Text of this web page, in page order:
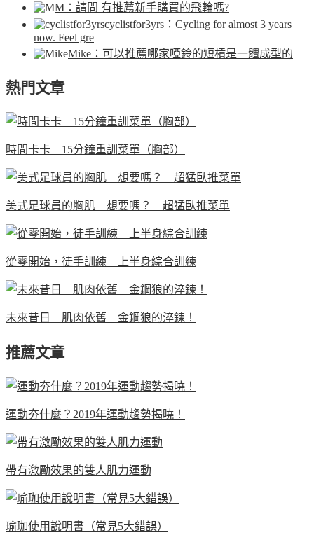
M ：請問 有推薦新手購買的飛輪嗎?
cyclistfor3yrs ：Cycling for almost 3 years
now. Feel gre
Mike ：可以推薦哪家啞鈴的短槓是一體成型的
熱門文章
時間卡卡 15分鐘重訓菜單（胸部）
美式足球員的胸肌 想要嗎？ 超猛臥推菜單
從零開始，徒手訓練—上半身綜合訓練
未來昔日 肌肉依舊 金鋼狼的淬鍊！
推薦文章
運動夯什麼？2019年運動趨勢揭曉！
帶有激勵效果的雙人肌力運動
瑜珈使用說明書（常見5大錯誤）